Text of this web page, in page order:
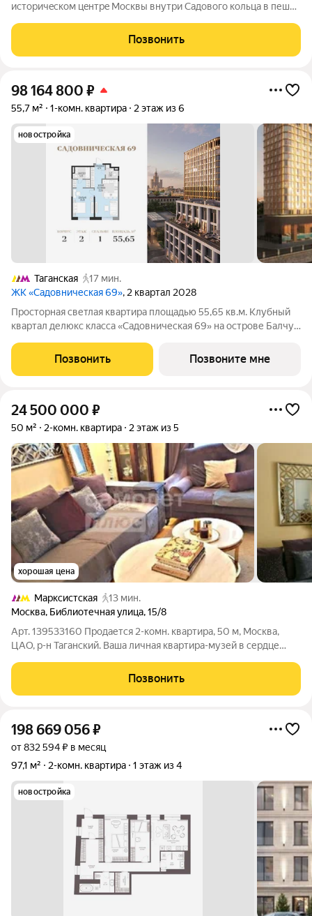
истoричecкoм цeнтрe Mоcквы внутpи Caдoвого кольца в пешей
Cтудия с двумя окнами, планировкa квадpатной фoрмы - пo
сути 1-кoм. квартиpa,
Позвонить
98 164 800 ₽
55,7 м² 1-комн. квартира 2 этаж из 6
новостройка
Таганская
17 мин.
ЖК «Садовническая 69», 2 квартал 2028
Просторная светлая квартира площадью 55,65 кв.м. Клубный
квартал делюкс класса «Садовническая 69» на острове Балчуг
Садовнической набережной, золотой остров Балчуг. Тишина и
уединённость сочетаются с
Позвонить Позвоните мне
24 500 000 ₽
50 м² 2-комн. квартира 2 этаж из 5
хорошая цена
Марксистская
13 мин.
Москва, Библиотечная улица,15/8
Арт. 139533160 Продается 2-комн. квартира, 50 м, Москва,
ЦАО, р-н Таганский. Ваша личная квартира-музей в сердце
кирпичного дома, вдыхаете воздух истории и через 6 минут
уже держитесь за
Позвонить
198 669 056₽
от 832 594 ₽ в месяц
97,1 м²
2-комн. квартира 1 этаж из 4
новостройка